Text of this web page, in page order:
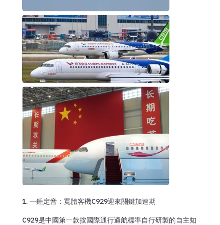
1. 一錘定音：寬體客機C929迎來關鍵加速期
C929是中國第一款按國際通行適航標準自行研製的自主知